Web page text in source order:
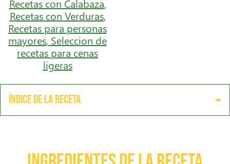
Recetas con Calabaza,
Recetas con Verduras,
Recetas para personas
mayores, Seleccion de
recetas para cenas
ligeras
Índice de la receta